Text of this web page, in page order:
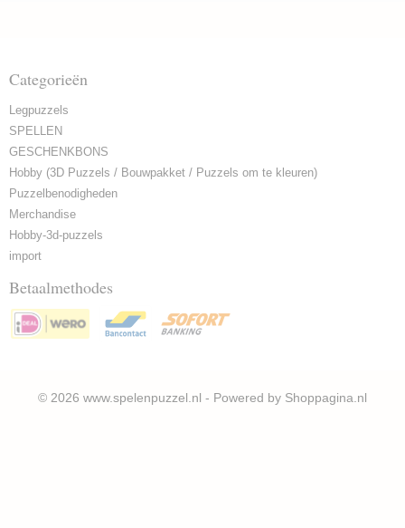
Categorieën
Legpuzzels
SPELLEN
GESCHENKBONS
Hobby (3D Puzzels / Bouwpakket / Puzzels om te kleuren)
Puzzelbenodigheden
Merchandise
Hobby-3d-puzzels
import
Betaalmethodes
© 2026 www.spelenpuzzel.nl - Powered by Shoppagina.nl